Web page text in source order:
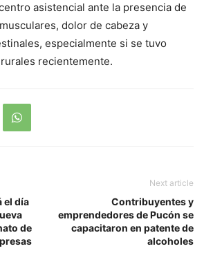
asistencial ante la presencia de
dolor de cabeza y
especialmente si se tuvo
recientemente.
el día
de
Next article
Contribuyentes y
emprendedores de Pucón se
capacitaron en patente de
alcoholes